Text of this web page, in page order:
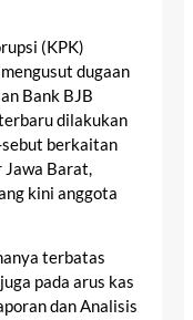
(KPK)
dugaan
Bank BJB
dilakukan
berkaitan
Jawa Barat,
kini anggota
terbatas
pada arus kas
dan Analisis